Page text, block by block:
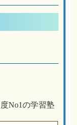
No1の学習塾